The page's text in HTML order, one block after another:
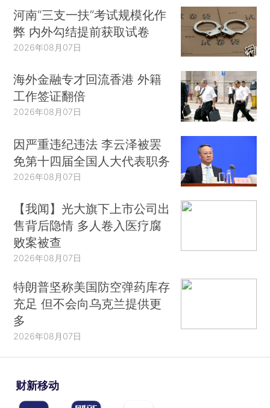
河南“三支一扶”考试规模化作
弊 内外勾结提前获取试卷
2026年08月07日
海外金融专才回流香港 外籍
工作签证翻倍
2026年08月07日
因严重违纪违法 李云泽被罢
免第十四届全国人大代表职务
2026年08月07日
【我闻】光大旗下上市公司出
售背后隐情 多人卷入医疗腐
败案被查
2026年08月07日
特朗普坚称美国防空弹药库存
充足 但不会向乌克兰提供更
多
2026年08月07日
财新移动